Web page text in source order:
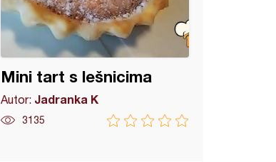
Mini tart s lešnicima
Autor: Jadranka K
3135